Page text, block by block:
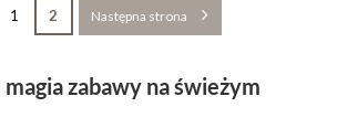
1 2 Następna strona
zabawy na świeżym